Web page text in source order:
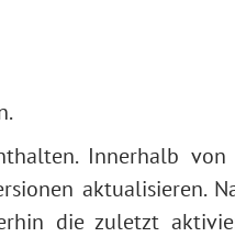
Innerhalb von
aktualisieren.
die zuletzt